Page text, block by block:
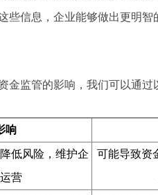
些信息，企业能够做出更明智
金监管的影响，我们可以通过
响
低风险，维护企
营
可能导致资